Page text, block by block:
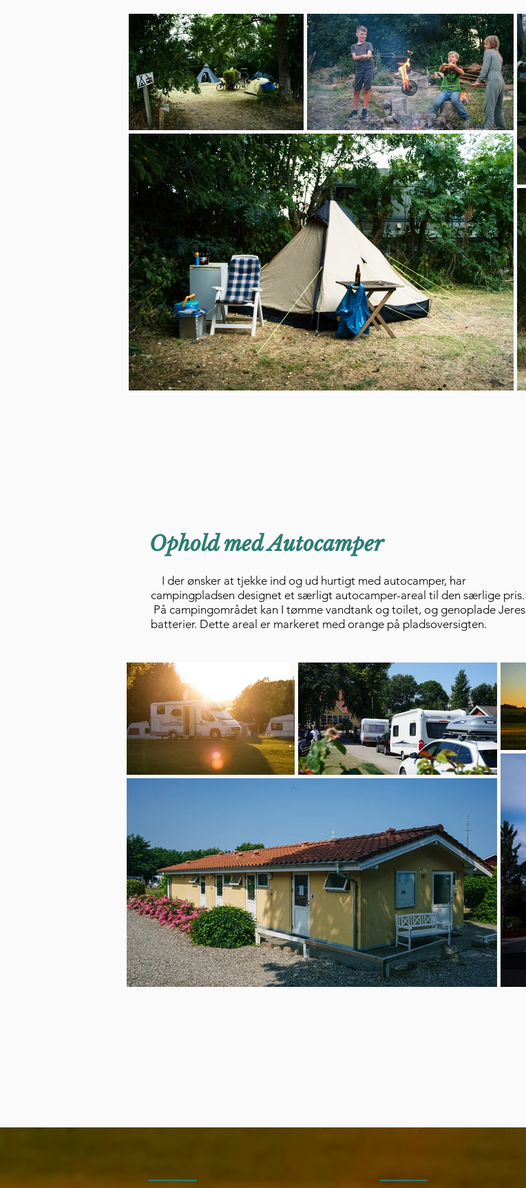
Ophold med Autocamper
I der ønsker at tjekke ind og ud hurtigt med autocamper, har
campingpladsen designet et særligt autocamper-areal til den særlige pris.
På campingområdet kan I tømme vandtank og toilet, og genoplade Jeres
batterier. Dette areal er markeret med orange på pladsoversigten.